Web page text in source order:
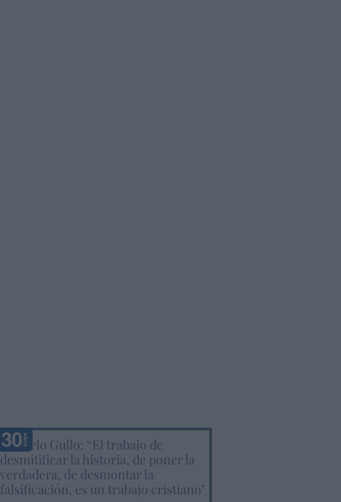
Marcelo Gullo: “El trabajo de
desmitificar la historia, de poner la
verdadera, de desmontar la
falsificación, es un trabajo cristiano"